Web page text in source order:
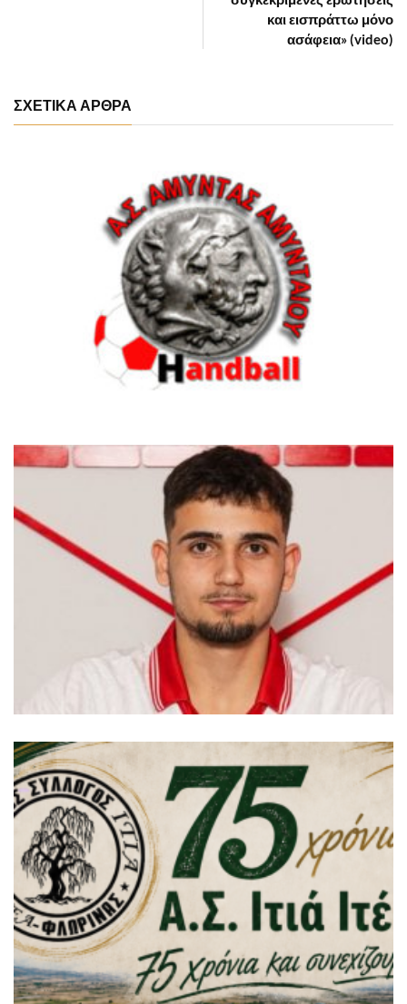
και εισπράττω μόνο
ασάφεια» (video)
ΣΧΕΤΙΚΑ ΑΡΘΡΑ